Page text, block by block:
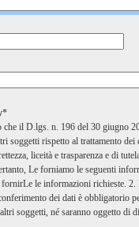
*
il D.lgs. n. 196 del 30 giugno
soggetti rispetto al trattamento
liceità e trasparenza e di
Le forniamo le seguenti
le informazioni richieste. 2.
dei dati è obbligatorio
soggetti, né saranno oggetto di